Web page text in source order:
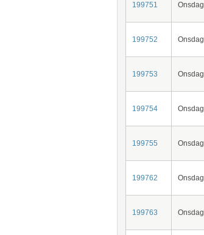
199751 Onsdag
199752 Onsdag
199753 Onsdag
199754 Onsdag
199755 Onsdag
199762 Onsdag
199763 Onsdag